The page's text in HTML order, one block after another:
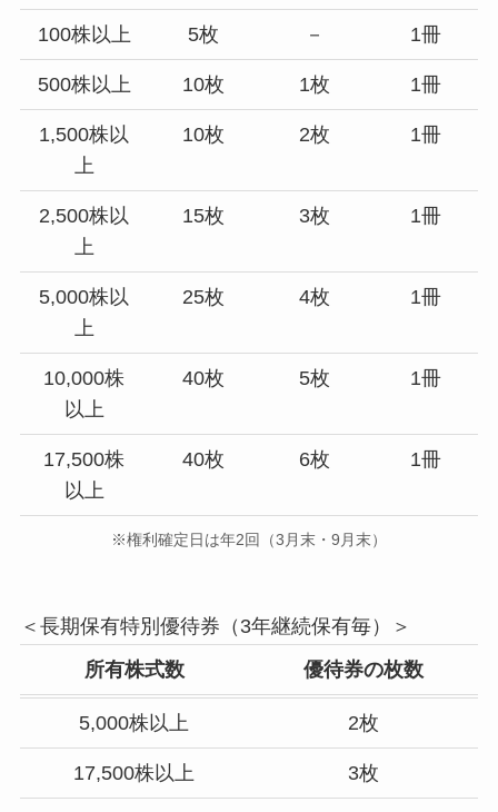
100株以上 5枚 － 1冊
500株以上 10枚 1枚 1冊
1,500株以
上
10枚 2枚 1冊
2,500株以
上
15枚 3枚 1冊
5,000株以
上
25枚 4枚 1冊
10,000株
以上
40枚 5枚 1冊
17,500株
以上
40枚 6枚 1冊
※権利確定日は年2回（3月末・9月末）
＜長期保有特別優待券（3年継続保有毎）＞
所有株式数
優待券の枚数
5,000株以上 2枚
17,500株以上 3枚